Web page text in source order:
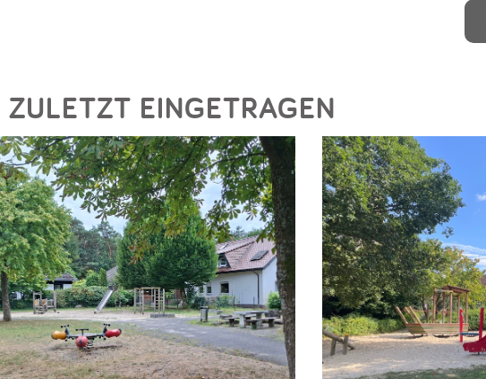
ZULETZT EINGETRAGEN